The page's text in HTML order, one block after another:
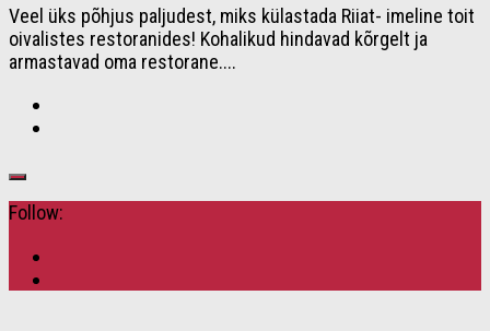
Veel üks põhjus paljudest, miks külastada Riiat- imeline toit
oivalistes restoranides! Kohalikud hindavad kõrgelt ja
armastavad oma restorane....
Follow: